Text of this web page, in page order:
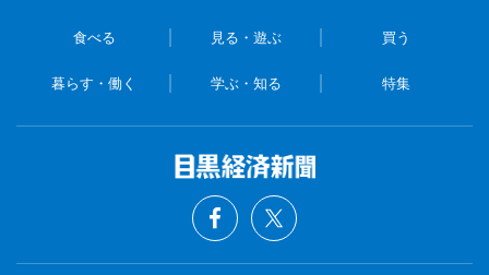
食べる 見る・遊ぶ 買う
暮らす・働く 学ぶ・知る 特集